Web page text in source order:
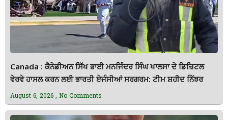
Canada : ਕੈਨੇਡੀਅਨ ਸਿੱਖ ਭਾਈ ਮਨਜਿੰਦਰ ਸਿੰਘ ਖਾਲਸਾ ਦੇ ਡਿਜ਼ਿਟਲ
ਵੇਰਵੇ ਹਾਸਲ ਕਰਨ ਲਈ ਭਾਰਤੀ ਏਜੰਸੀਆਂ ਸਰਗਰਮ: ਟੀਮ ਸ਼ਹੀਦ ਨਿੱਝਰ
August 6, 2026 No Comments